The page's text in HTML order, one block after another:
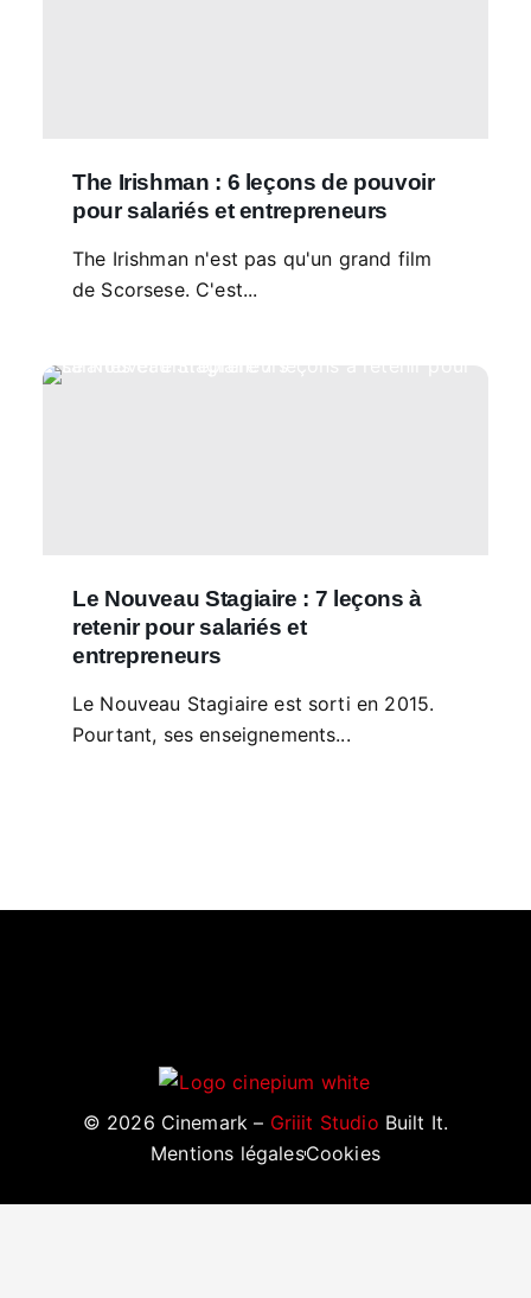
The Irishman : 6 leçons de pouvoir
pour salariés et entrepreneurs
The Irishman n'est pas qu'un grand film
de Scorsese. C'est...
Le Nouveau Stagiaire : 7 leçons à
retenir pour salariés et
entrepreneurs
Le Nouveau Stagiaire est sorti en 2015.
Pourtant, ses enseignements...
© 2026 Cinemark – Griiit Studio Built It.
Mentions légalesCookies